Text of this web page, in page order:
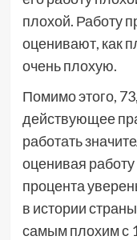
плохой. Работу
оценивают, как
очень плохую.
Помимо этого,
действующее
работать
оценивая
процента
в истории
самым плохим с